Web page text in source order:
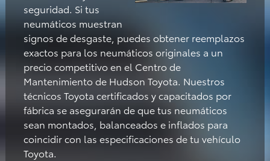
seguridad. Si tus
neumáticos muestran
signos de desgaste, puedes obtener reemplazos
exactos para los neumáticos originales a un
precio competitivo en el Centro de
Mantenimiento de Hudson Toyota. Nuestros
técnicos Toyota certificados y capacitados por
fábrica se asegurarán de que tus neumáticos
sean montados, balanceados e inflados para
coincidir con las especificaciones de tu vehículo
Toyota.